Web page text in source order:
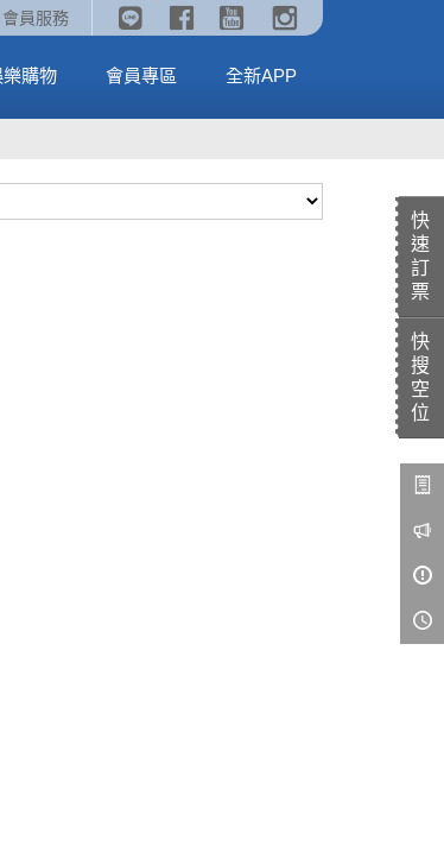
會員服務
《汪汪隊立大功：恐龍大電影》
伊卡哇》🥤威秀獨家電影套餐🥤
全台熱賣中
MORE
樂購物 會員專區 全新APP
快
速
訂
票
快
搜
空
位